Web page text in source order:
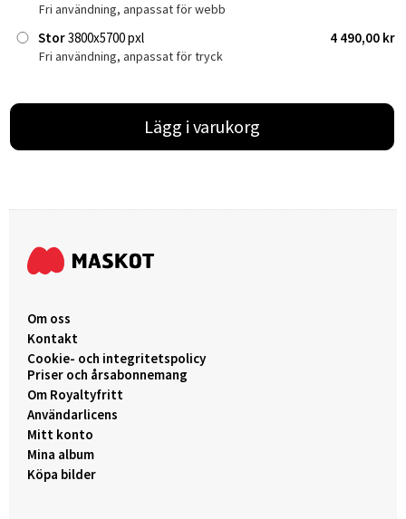
Fri användning, anpassat för webb
Stor3800x5700 pxl 4 490,00 kr
Fri användning, anpassat för tryck
Lägg i varukorg
Om oss
Kontakt
Cookie- och integritetspolicy
Priser och årsabonnemang
Om Royaltyfritt
Användarlicens
Mitt konto
Mina album
Köpa bilder